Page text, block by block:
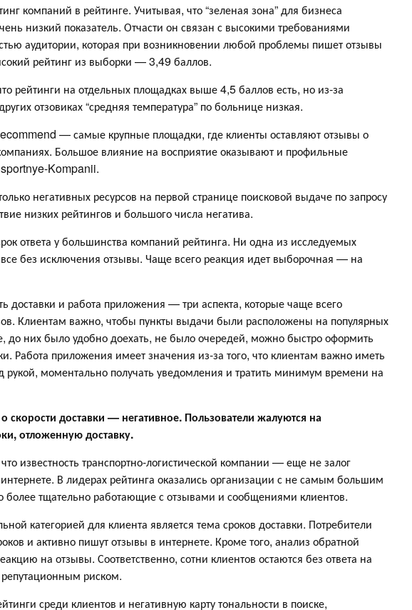
компаний в рейтинге. Учитывая, что “зеленая зона” для бизнеса
низкий показатель. Отчасти он связан с высокими требованиями
аудитории, которая при возникновении любой проблемы пишет отзывы
рейтинг из выборки — 3,49 баллов.
рейтинги на отдельных площадках выше 4,5 баллов есть, но из-за
отзовиках “средняя температура” по больнице низкая.
— самые крупные площадки, где клиенты оставляют отзывы о
Большое влияние на восприятие оказывают и профильные
Kompanii.
негативных ресурсов на первой странице поисковой выдаче по запросу
низких рейтингов и большого числа негатива.
ответа у большинства компаний рейтинга. Ни одна из исследуемых
без исключения отзывы. Чаще всего реакция идет выборочная — на
доставки и работа приложения — три аспекта, которые чаще всего
Клиентам важно, чтобы пункты выдачи были расположены на популярных
до них было удобно доехать, не было очередей, можно быстро оформить
Работа приложения имеет значения из-за того, что клиентам важно иметь
моментально получать уведомления и тратить минимум времени на
скорости доставки — негативное. Пользователи жалуются на
отложенную доставку.
известность транспортно-логистической компании — еще не залог
В лидерах рейтинга оказались организации с не самым большим
более тщательно работающие с отзывами и сообщениями клиентов.
категорией для клиента является тема сроков доставки. Потребители
и активно пишут отзывы в интернете. Кроме того, анализ обратной
на отзывы. Соответственно, сотни клиентов остаются без ответа на
репутационным риском.
среди клиентов и негативную карту тональности в поиске,